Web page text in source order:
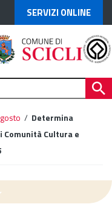
SERVIZI ONLINE
/ Determina
Cultura e